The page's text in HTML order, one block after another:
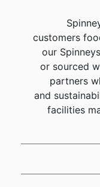
customers
our
or sourced
partners
and
facilities